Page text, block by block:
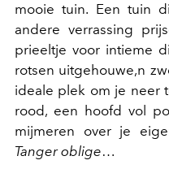
mooie tuin. Een tuin
andere verrassing
prieeltje voor intieme
rotsen uitgehouwe,n
ideale plek om je neer
rood, een hoofd vol
mijmeren over je
Tanger oblige…